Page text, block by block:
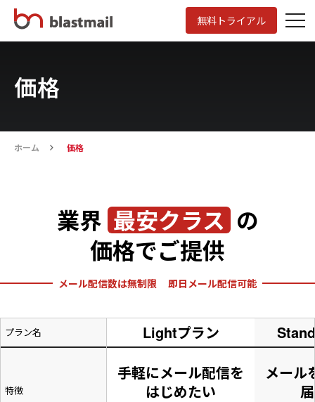
無料トライアル
価格
ホーム 価格
業界 最安クラス の
価格でご提供
メール配信数は無制限 即日メール配信可能
プラン名
特徴
Lightプラン
手軽にメール配信を
はじめたい
メール